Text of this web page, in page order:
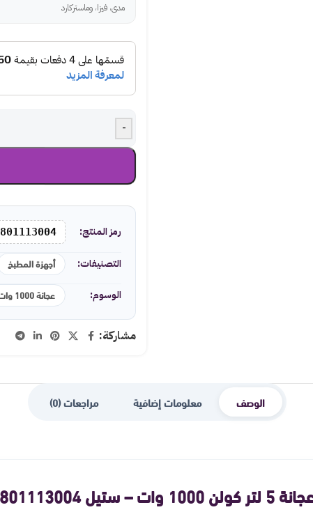
مدى، فيزا، وماستركارد
-
رمز المنتج: 801113004
التصنيفات: أجهزة المطبخ
الوسوم: عجانة 1000 وات
مشاركة:
الوصف معلومات إضافية مراجعات (0)
كولن 1000 وات – ستيل 801113004